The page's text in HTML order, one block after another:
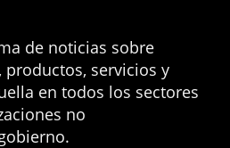
de noticias sobre
productos, servicios y
en todos los sectores
no